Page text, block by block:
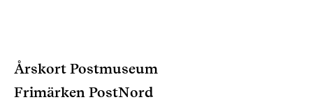
Årskort Postmuseum
Frimärken PostNord